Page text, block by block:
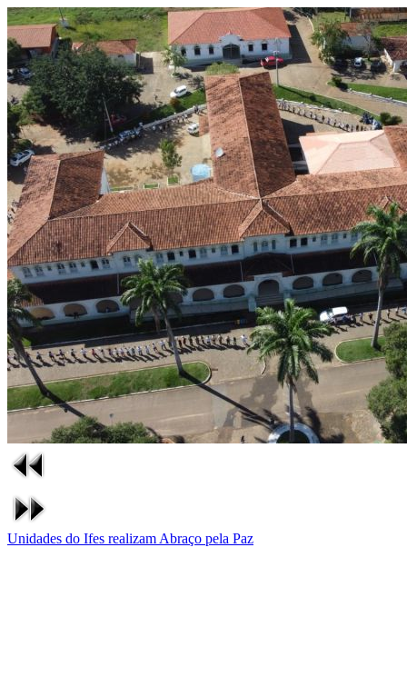
Unidades do Ifes realizam Abraço pela Paz